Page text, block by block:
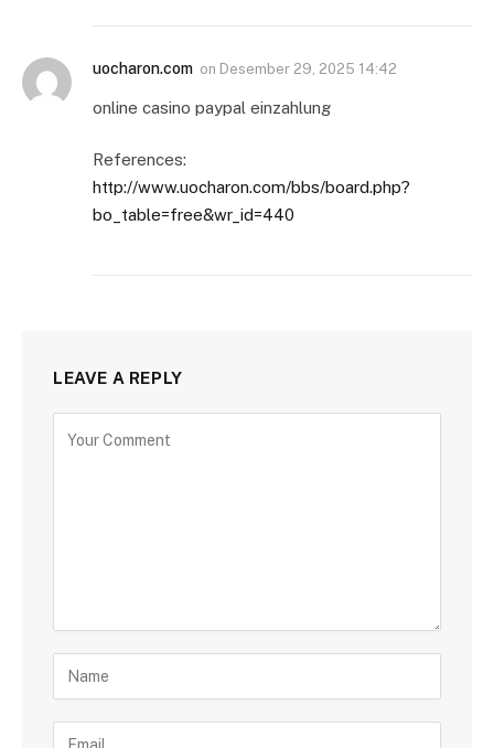
uocharon.com on Desember 29, 2025 14:42
online casino paypal einzahlung
References:
http://www.uocharon.com/bbs/board.php?
bo_table=free&wr_id=440
LEAVE A REPLY